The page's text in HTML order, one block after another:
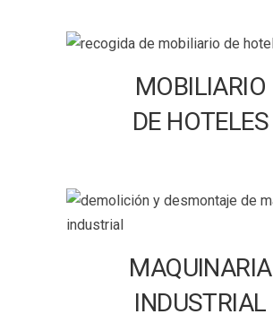
MOBILIARIO
DE HOTELES
MAQUINARIA
INDUSTRIAL